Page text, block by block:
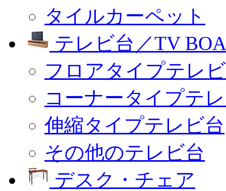
タイルカーペット
テレビ台／TV
フロアタイプテレ
コーナータイプテ
伸縮タイプテレビ台
その他のテレビ台
デスク・チェア